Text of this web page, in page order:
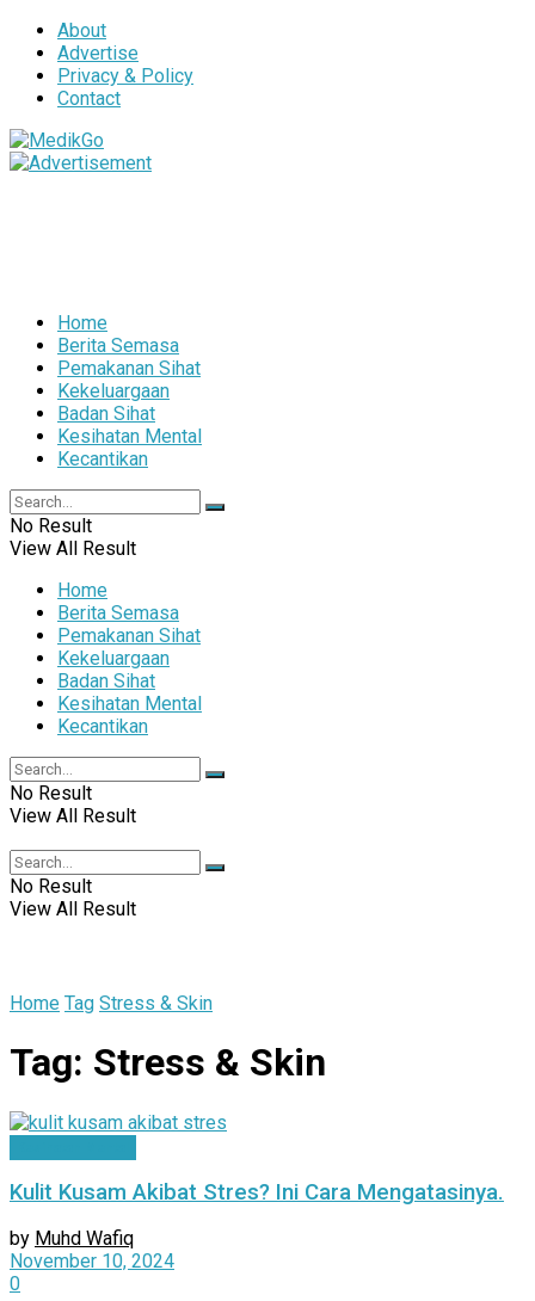
About
Advertise
Privacy & Policy
Contact
Home
Berita Semasa
Pemakanan Sihat
Kekeluargaan
Badan Sihat
Kesihatan Mental
Kecantikan
No Result
View All Result
Home
Berita Semasa
Pemakanan Sihat
Kekeluargaan
Badan Sihat
Kesihatan Mental
Kecantikan
No Result
View All Result
No Result
View All Result
Home Tag Stress & Skin
Tag: Stress & Skin
Kulit Kusam Akibat Stres? Ini Cara Mengatasinya.
by Muhd Wafiq
November 10, 2024
0